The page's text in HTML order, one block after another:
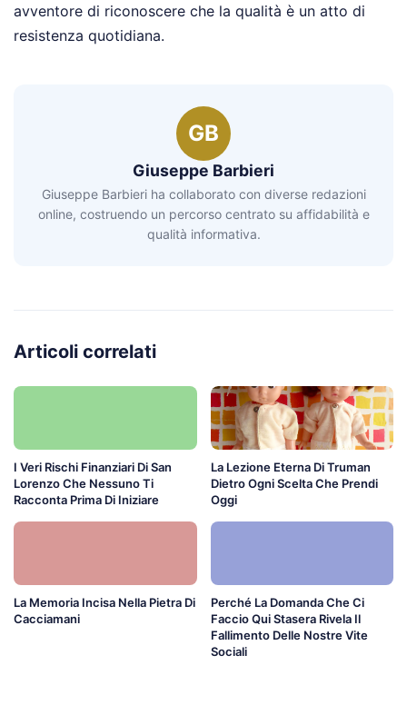
avventore di riconoscere che la qualità è un atto di
resistenza quotidiana.
GB
Giuseppe Barbieri
Giuseppe Barbieri ha collaborato con diverse redazioni
online, costruendo un percorso centrato su affidabilità e
qualità informativa.
Articoli correlati
I Veri Rischi Finanziari Di San
Lorenzo Che Nessuno Ti
Racconta Prima Di Iniziare
La Lezione Eterna Di Truman
Dietro Ogni Scelta Che Prendi
Oggi
La Memoria Incisa Nella Pietra Di
Cacciamani
Perché La Domanda Che Ci
Faccio Qui Stasera Rivela Il
Fallimento Delle Nostre Vite
Sociali